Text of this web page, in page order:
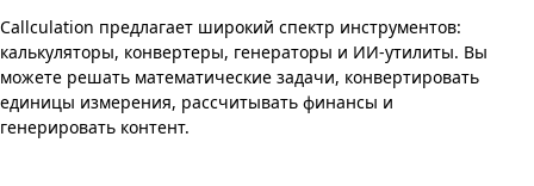
Callculation предлагает широкий спектр инструментов:
калькуляторы, конвертеры, генераторы и ИИ-утилиты. Вы
можете решать математические задачи, конвертировать
единицы измерения, рассчитывать финансы и
генерировать контент.